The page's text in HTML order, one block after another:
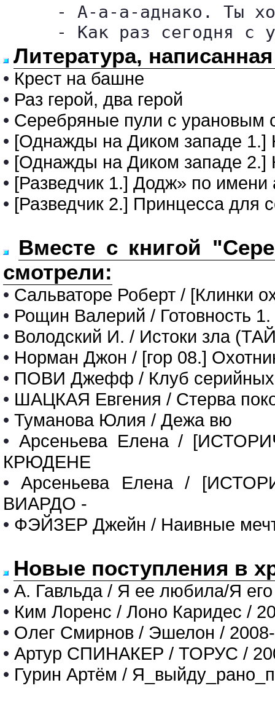
- А-а-а-аднако. Ты
- Как раз сегодня с
Литература,
• Крест на башне
• Раз герой, два герой
• Серебряные пули с урановым
• [Однажды на Диком западе 1.]
• [Однажды на Диком западе 2.]
• [Разведчик 1.] Додж» по имени
• [Разведчик 2.] Принцесса для
Вместе с книгой
смотрели:
• Сальваторе Роберт / [Клинки
• Рощин Валерий / Готовность 1.
• Володский И. / Истоки зла
• Норман Джон / [гор 08.]
• ПОВИ Джефф / Клуб серийных
• ШАЦКАЯ Евгения / Стерва
• Туманова Юлия / Дежа вю
• Арсеньева Елена /
КРЮДЕНЕ
•Арсеньева Елена /
ВИАРДО -
• ФЭЙЗЕР Джейн / Наивные
Новые поступления в
• А. Гавльда / Я ее любила/Я
• Ким Лоренс / Лоно Каридес /
• Олег Смирнов / Эшелон /
• Артур СПИНАКЕР / ТОРУС /
• Гурин Артём /